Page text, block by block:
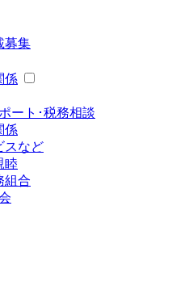
募集
係
ート･税務相談
係
スなど
睦
組合